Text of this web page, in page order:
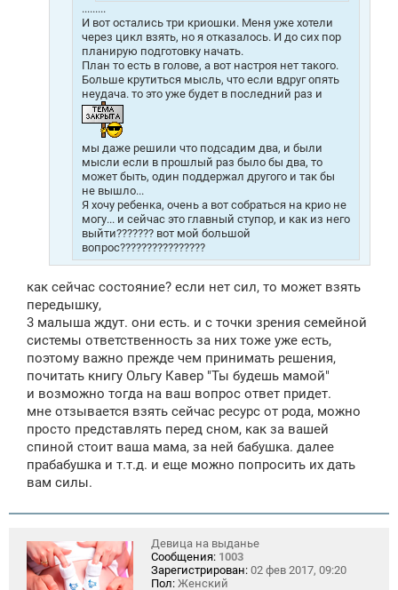
.........
И вот остались три криошки. Меня уже хотели
через цикл взять, но я отказалось. И до сих пор
планирую подготовку начать.
План то есть в голове, а вот настроя нет такого.
Больше крутиться мысль, что если вдруг опять
неудача. то это уже будет в последний раз и
мы даже решили что подсадим два, и были
мысли если в прошлый раз было бы два, то
может быть, один поддержал другого и так бы
не вышло...
Я хочу ребенка, очень а вот собраться на крио не
могу... и сейчас это главный ступор, и как из него
выйти??????? вот мой большой
вопрос????????????????
как сейчас состояние? если нет сил, то может взять
передышку,
3 малыша ждут. они есть. и с точки зрения семейной
системы ответственность за них тоже уже есть,
поэтому важно прежде чем принимать решения,
почитать книгу Ольгу Кавер "Ты будешь мамой"
и возможно тогда на ваш вопрос ответ придет.
мне отзывается взять сейчас ресурс от рода, можно
просто представлять перед сном, как за вашей
спиной стоит ваша мама, за ней бабушка. далее
прабабушка и т.т.д. и еще можно попросить их дать
вам силы.
Девица на выданье
Сообщения: 1003
Зарегистрирован: 02 фев 2017, 09:20
Пол: Женский